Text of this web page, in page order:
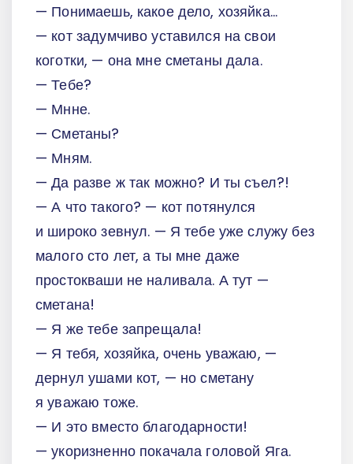
— Понимаешь, какое дело, хозяйка...
— кот задумчиво уставился на свои
коготки, — она мне сметаны дала.
— Тебе?
— Мнне.
— Сметаны?
— Мням.
— Да разве ж так можно? И ты съел?!
— А что такого? — кот потянулся
и широко зевнул. — Я тебе уже служу без
малого сто лет, а ты мне даже
простокваши не наливала. А тут —
сметана!
— Я же тебе запрещала!
— Я тебя, хозяйка, очень уважаю, —
дернул ушами кот, — но сметану
я уважаю тоже.
— И это вместо благодарности!
— укоризненно покачала головой Яга.